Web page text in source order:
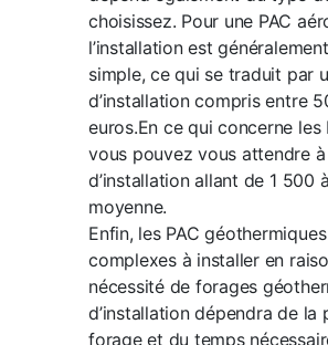
choisissez. Pour une PAC
l’installation est
simple, ce qui se traduit par
d’installation compris entre
euros.En ce qui concerne les
vous pouvez vous attendre
d’installation allant de 1 500
moyenne.
Enfin, les PAC
complexes à installer en
nécessité de forages
d’installation dépendra de la
forage et du temps